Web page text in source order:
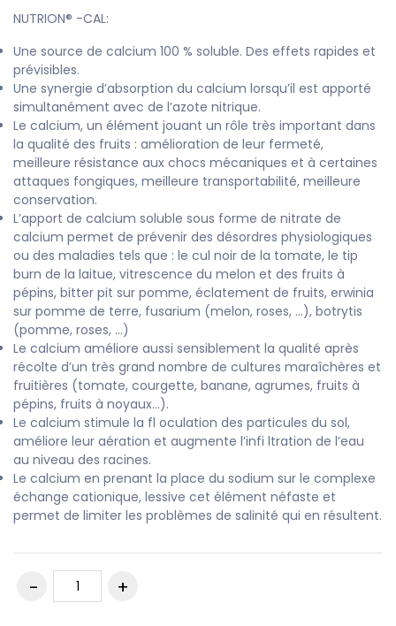
NUTRION® -CAL:
Une source de calcium 100 % soluble. Des effets rapides et
prévisibles.
Une synergie d’absorption du calcium lorsqu’il est apporté
simultanément avec de l’azote nitrique.
Le calcium, un élément jouant un rôle très important dans
la qualité des fruits : amélioration de leur fermeté,
meilleure résistance aux chocs mécaniques et à certaines
attaques fongiques, meilleure transportabilité, meilleure
conservation.
L’apport de calcium soluble sous forme de nitrate de
calcium permet de prévenir des désordres physiologiques
ou des maladies tels que : le cul noir de la tomate, le tip
burn de la laitue, vitrescence du melon et des fruits à
pépins, bitter pit sur pomme, éclatement de fruits, erwinia
sur pomme de terre, fusarium (melon, roses, ...), botrytis
(pomme, roses, …)
Le calcium améliore aussi sensiblement la qualité après
récolte d’un très grand nombre de cultures maraîchères et
fruitières (tomate, courgette, banane, agrumes, fruits à
pépins, fruits à noyaux…).
Le calcium stimule la fl oculation des particules du sol,
améliore leur aération et augmente l’infi ltration de l’eau
au niveau des racines.
Le calcium en prenant la place du sodium sur le complexe
échange cationique, lessive cet élément néfaste et
permet de limiter les problèmes de salinité qui en résultent.